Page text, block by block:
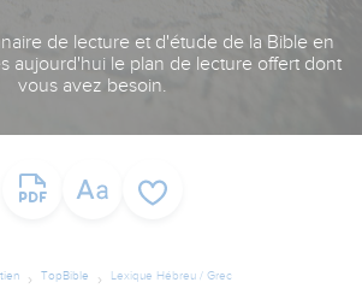
de lecture et d'étude de la Bible en
aujourd'hui le plan de lecture offert dont
vous avez besoin.
TopBible Lexique Hébreu / Grec